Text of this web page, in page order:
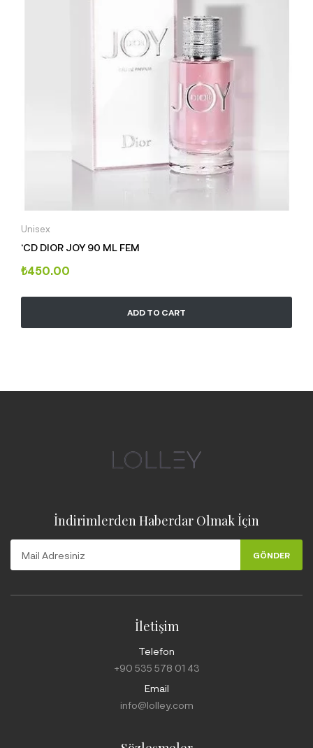
Unisex
‘CD DIOR JOY 90 ML FEM
₺450.00
ADD TO CART
İndirimlerden Haberdar Olmak İçin
GÖNDER
İletişim
Telefon
+90 535 578 01 43
Email
info@lolley.com